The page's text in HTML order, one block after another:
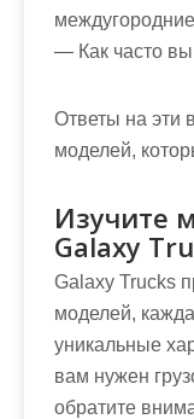
— Как часто вы
Ответы на эти
моделей,
Изучите
Galaxy
Galaxy Trucks
моделей,
уникальные
вам нужен
обратите